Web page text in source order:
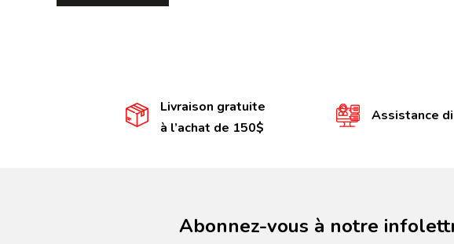
Livraison gratuite
à l’achat de 150$
Assistance
Abonnez-vous à notre